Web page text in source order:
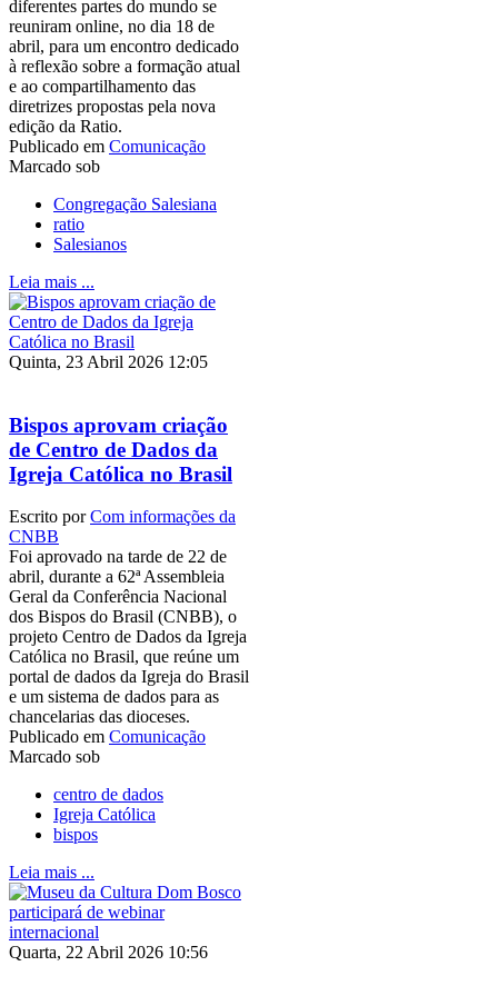
diferentes partes do mundo se
reuniram online, no dia 18 de
abril, para um encontro dedicado
à reflexão sobre a formação atual
e ao compartilhamento das
diretrizes propostas pela nova
edição da Ratio.
Publicado em Comunicação
Marcado sob
Congregação Salesiana
ratio
Salesianos
Leia mais ...
Quinta, 23 Abril 2026 12:05
Bispos aprovam criação
de Centro de Dados da
Igreja Católica no Brasil
Escrito porCom informações da
CNBB
Foi aprovado na tarde de 22 de
abril, durante a 62ª Assembleia
Geral da Conferência Nacional
dos Bispos do Brasil (CNBB), o
projeto Centro de Dados da Igreja
Católica no Brasil, que reúne um
portal de dados da Igreja do Brasil
e um sistema de dados para as
chancelarias das dioceses.
Publicado em Comunicação
Marcado sob
centro de dados
Igreja Católica
bispos
Leia mais ...
Quarta, 22 Abril 2026 10:56